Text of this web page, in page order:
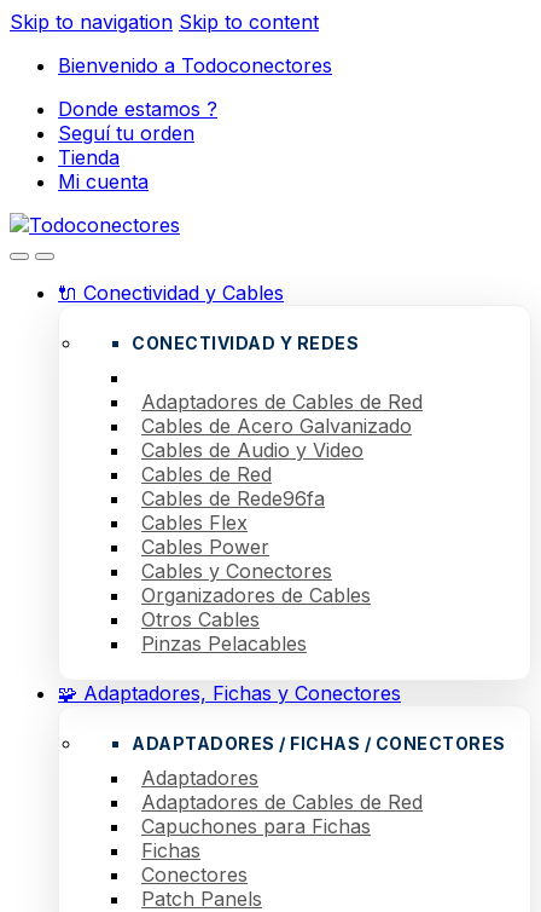
Skip to navigation Skip to content
Bienvenido a Todoconectores
Donde estamos ?
Seguí tu orden
Tienda
Mi cuenta
🔌 Conectividad y Cables
CONECTIVIDAD Y REDES
Adaptadores de Cables de Red
Cables de Acero Galvanizado
Cables de Audio y Video
Cables de Red
Cables de Rede96fa
Cables Flex
Cables Power
Cables y Conectores
Organizadores de Cables
Otros Cables
Pinzas Pelacables
🧩 Adaptadores, Fichas y Conectores
ADAPTADORES / FICHAS / CONECTORES
Adaptadores
Adaptadores de Cables de Red
Capuchones para Fichas
Fichas
Conectores
Patch Panels